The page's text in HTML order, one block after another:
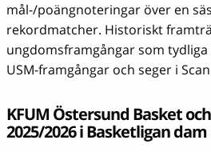
mål-/poängnoteringar över en
rekordmatcher. Historiskt
ungdomsframgångar som
USM-framgångar och seger i
KFUM Östersund Basket
2025/2026 i Basketligan dam